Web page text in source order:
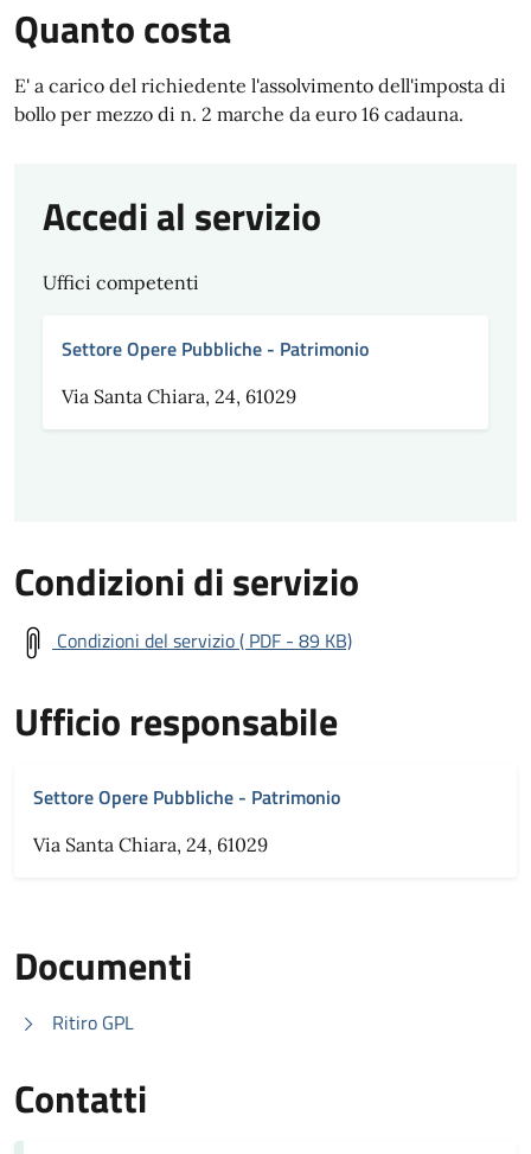
Quanto costa
E' a carico del richiedente l'assolvimento dell'imposta di
bollo per mezzo di n. 2 marche da euro 16 cadauna.
Accedi al servizio
Uffici competenti
Settore Opere Pubbliche - Patrimonio
Via Santa Chiara, 24, 61029
Condizioni di servizio
Condizioni del servizio ( PDF - 89 KB)
Ufficio responsabile
Settore Opere Pubbliche - Patrimonio
Via Santa Chiara, 24, 61029
Documenti
Ritiro GPL
Contatti